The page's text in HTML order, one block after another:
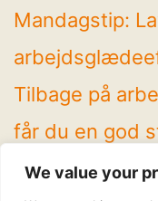
We value your
Mandagstip:
Tilbage på
får du en god
4 spændende